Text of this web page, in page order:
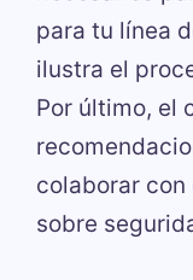
para tu línea
ilustra el
Por último, el
colaborar
sobre